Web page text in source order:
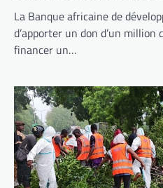
La Banque africaine de
d’apporter un don d’un million
financer un…